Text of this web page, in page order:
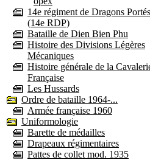
14e régiment de Dragons Portés
(14e RDP)
Bataille de Dien Bien Phu
Histoire des Divisions Légères
Mécaniques
Histoire générale de la
Française
Les Hussards
Ordre de bataille 1964-...
Armée française 1960
Uniformologie
Barette de médailles
Drapeaux régimentaires
Pattes de collet mod. 1935